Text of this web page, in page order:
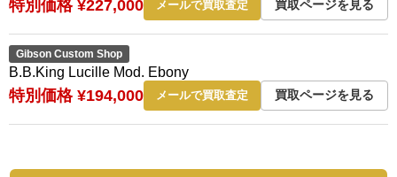
特別価格 ¥227,000 メールで買取査定 買取ページを見る
Gibson Custom Shop
B.B.King Lucille Mod. Ebony
特別価格 ¥194,000 メールで買取査定 買取ページを見る